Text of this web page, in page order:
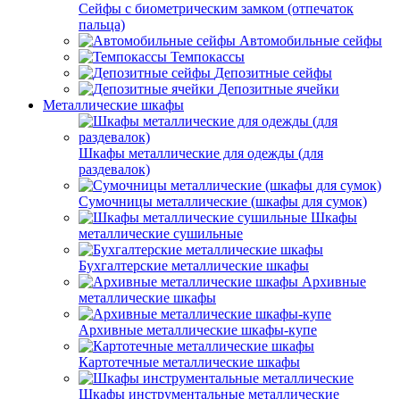
Сейфы с биометрическим замком (отпечаток
пальца)
Автомобильные сейфы
Темпокассы
Депозитные сейфы
Депозитные ячейки
Металлические шкафы
Шкафы металлические для одежды (для
раздевалок)
Сумочницы металлические (шкафы для сумок)
Шкафы
металлические сушильные
Бухгалтерские металлические шкафы
Архивные
металлические шкафы
Архивные металлические шкафы-купе
Картотечные металлические шкафы
Шкафы инструментальные металлические